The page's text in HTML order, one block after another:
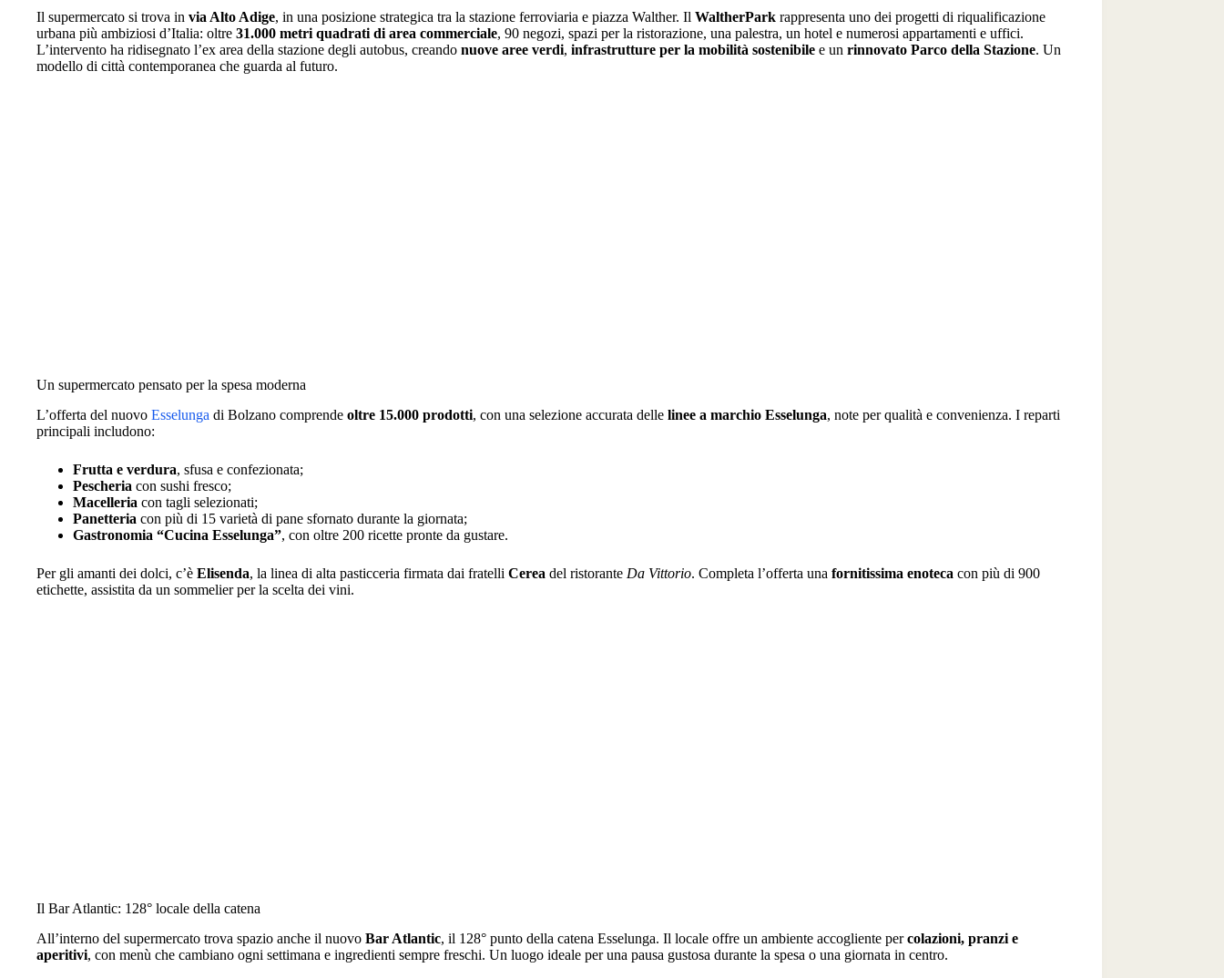
Il supermercato si trova in via Alto Adige, in una posizione strategica tra la stazione ferroviaria e piazza Walther. Il WaltherPark rappresenta uno dei progetti di riqualificazione
urbana più ambiziosi d’Italia: oltre 31.000 metri quadrati di area commerciale, 90 negozi, spazi per la ristorazione, una palestra, un hotel e numerosi appartamenti e uffici.
L’intervento ha ridisegnato l’ex area della stazione degli autobus, creando nuove aree verdi, infrastrutture per la mobilità sostenibile e un rinnovato Parco della Stazione. Un
modello di città contemporanea che guarda al futuro.
Un supermercato pensato per la spesa moderna
L’offerta del nuovo Esselunga di Bolzano comprende oltre 15.000 prodotti, con una selezione accurata delle linee a marchio Esselunga, note per qualità e convenienza. I reparti
principali includono:
Frutta e verdura, sfusa e confezionata;
Pescheria con sushi fresco;
Macelleria con tagli selezionati;
Panetteria con più di 15 varietà di pane sfornato durante la giornata;
Gastronomia “Cucina Esselunga”, con oltre 200 ricette pronte da gustare.
Per gli amanti dei dolci, c’è Elisenda, la linea di alta pasticceria firmata dai fratelli Cerea del ristorante Da Vittorio. Completa l’offerta una fornitissima enoteca con più di 900
etichette, assistita da un sommelier per la scelta dei vini.
Il Bar Atlantic: 128° locale della catena
All’interno del supermercato trova spazio anche il nuovo Bar Atlantic, il 128° punto della catena Esselunga. Il locale offre un ambiente accogliente percolazioni, pranzi e
aperitivi, con menù che cambiano ogni settimana e ingredienti sempre freschi. Un luogo ideale per una pausa gustosa durante la spesa o una giornata in centro.